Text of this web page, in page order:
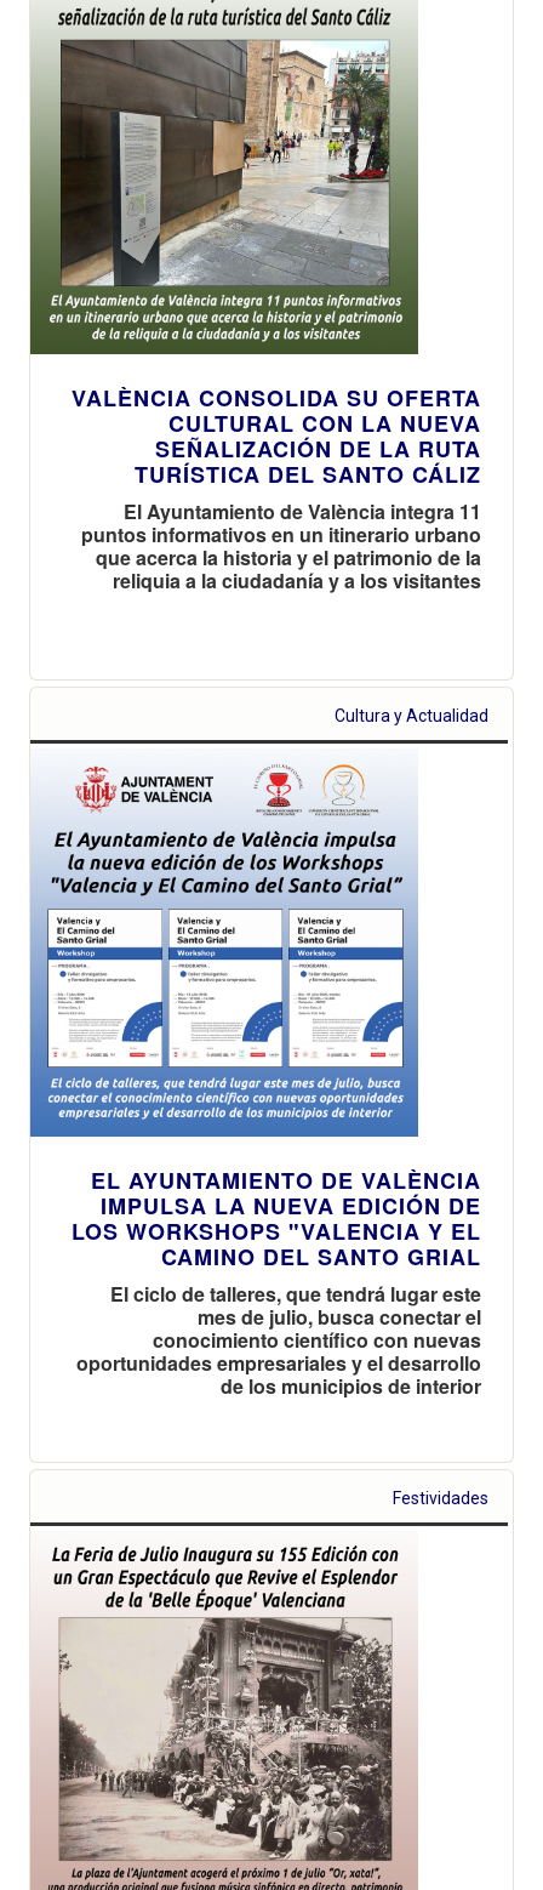
VALÈNCIA CONSOLIDA SU OFERTA
CULTURAL CON LA NUEVA
SEÑALIZACIÓN DE LA RUTA
TURÍSTICA DEL SANTO CÁLIZ
El Ayuntamiento de València integra 11
puntos informativos en un itinerario urbano
que acerca la historia y el patrimonio de la
reliquia a la ciudadanía y a los visitantes
Cultura y Actualidad
EL AYUNTAMIENTO DE VALÈNCIA
IMPULSA LA NUEVA EDICIÓN DE
LOS WORKSHOPS "VALENCIA Y EL
CAMINO DEL SANTO GRIAL
El ciclo de talleres, que tendrá lugar este
mes de julio, busca conectar el
conocimiento científico con nuevas
oportunidades empresariales y el desarrollo
de los municipios de interior
Festividades